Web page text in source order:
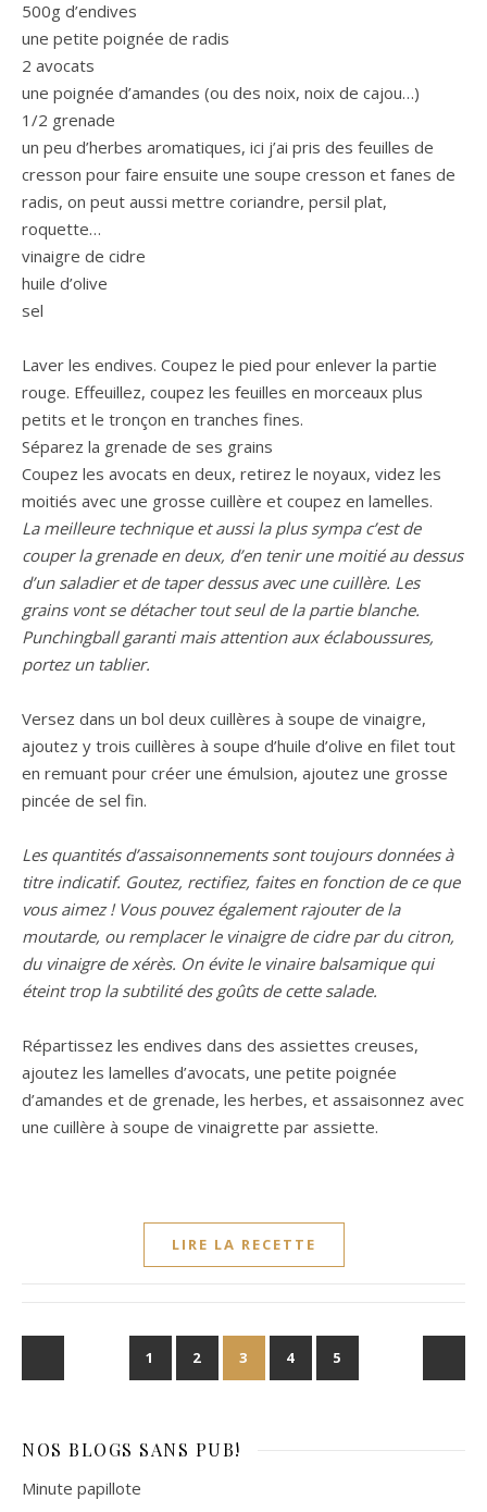
500g d’endives
une petite poignée de radis
2 avocats
une poignée d’amandes (ou des noix, noix de cajou…)
1/2 grenade
un peu d’herbes aromatiques, ici j’ai pris des feuilles de
cresson pour faire ensuite une soupe cresson et fanes de
radis, on peut aussi mettre coriandre, persil plat,
roquette…
vinaigre de cidre
huile d’olive
sel
Laver les endives. Coupez le pied pour enlever la partie
rouge. Effeuillez, coupez les feuilles en morceaux plus
petits et le tronçon en tranches fines.
Séparez la grenade de ses grains
Coupez les avocats en deux, retirez le noyaux, videz les
moitiés avec une grosse cuillère et coupez en lamelles.
La meilleure technique et aussi la plus sympa c’est de
couper la grenade en deux, d’en tenir une moitié au dessus
d’un saladier et de taper dessus avec une cuillère. Les
grains vont se détacher tout seul de la partie blanche.
Punchingball garanti mais attention aux éclaboussures,
portez un tablier.
Versez dans un bol deux cuillères à soupe de vinaigre,
ajoutez y trois cuillères à soupe d’huile d’olive en filet tout
en remuant pour créer une émulsion, ajoutez une grosse
pincée de sel fin.
Les quantités d’assaisonnements sont toujours données à
titre indicatif. Goutez, rectifiez, faites en fonction de ce que
vous aimez ! Vous pouvez également rajouter de la
moutarde, ou remplacer le vinaigre de cidre par du citron,
du vinaigre de xérès. On évite le vinaire balsamique qui
éteint trop la subtilité des goûts de cette salade.
Répartissez les endives dans des assiettes creuses,
ajoutez les lamelles d’avocats, une petite poignée
d’amandes et de grenade, les herbes, et assaisonnez avec
une cuillère à soupe de vinaigrette par assiette.
LIRE LA RECETTE
1 2 3 4 5
NOS BLOGS SANS PUB!
Minute papillote